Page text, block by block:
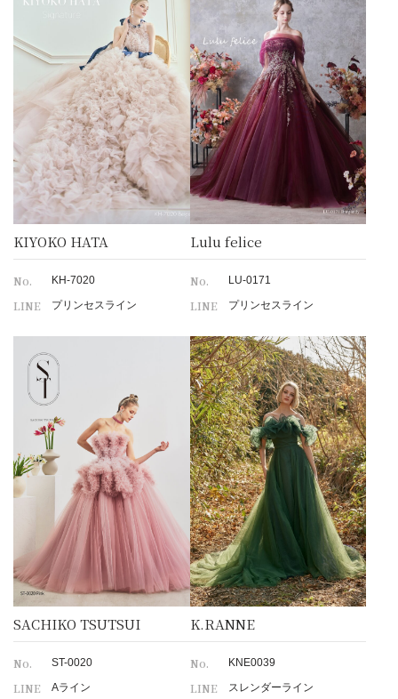
KIYOKO HATA
No. KH-7020
LINE プリンセスライン
Lulu felice
No. LU-0171
LINE プリンセスライン
SACHIKO TSUTSUI
No. ST-0020
LINE Aライン
K.RANNE
No. KNE0039
LINE スレンダーライン